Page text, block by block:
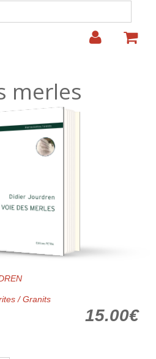
de recherche
merles
15.00€
/ Granits
15.00€